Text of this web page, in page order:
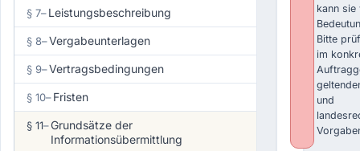
§ 7–Leistungsbeschreibung
§ 8–Vergabeunterlagen
§ 9–Vertragsbedingungen
§ 10–Fristen
§ 11–Grundsätze der
Informationsübermittlung
kann sie
Bitte
im
und